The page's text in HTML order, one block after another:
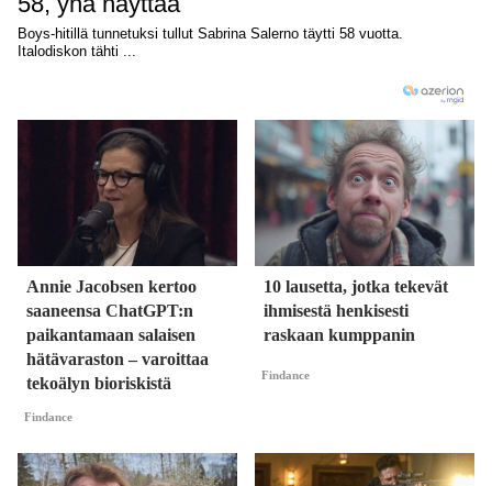
Annie Jacobsen kertoo
saaneensa ChatGPT:n
paikantamaan salaisen
hätävaraston – varoittaa
tekoälyn bioriskistä
Findance
10 lausetta, jotka tekevät
ihmisestä henkisesti
raskaan kumppanin
Findance